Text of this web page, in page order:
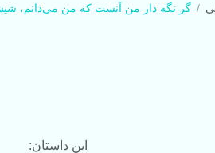
گر نگه دار من آنست که من می‌‌‏دانم،
این داستان: